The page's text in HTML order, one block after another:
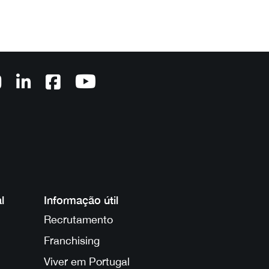
Informação útil
Recrutamento
Franchising
Viver em Portugal